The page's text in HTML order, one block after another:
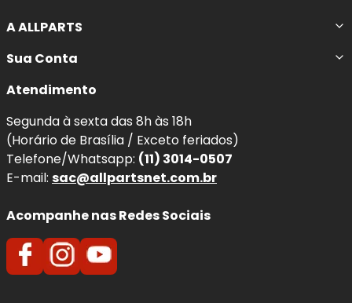
A ALLPARTS
Sua Conta
Atendimento
Segunda à sexta das 8h às 18h
(Horário de Brasília / Exceto feriados)
Telefone/Whatsapp: (11) 3014-0507
E-mail: sac@allpartsnet.com.br
Acompanhe nas Redes Sociais